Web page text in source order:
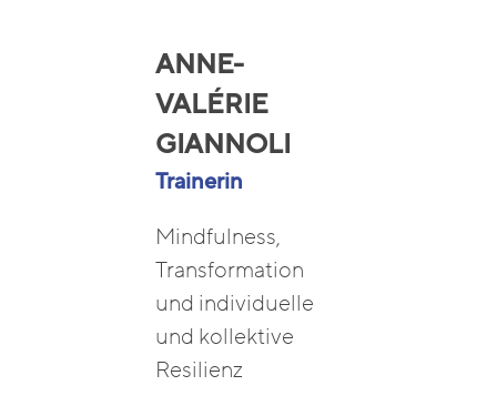
ANNE-
VALÉRIE
GIANNOLI
Trainerin
Mindfulness,
Transformation
und individuelle
und kollektive
Resilienz